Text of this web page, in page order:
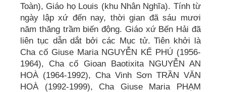
Toàn), Giáo họ Louis (khu Nhân Nghĩa). Tính từ
ngày lập xứ đến nay, thời gian đã sáu mươi
năm thăng trầm biến động. Giáo xứ Bến Hải đã
liên tục dẫn dắt bởi các Mục tử. Tiên khởi là
Cha cố Giuse Maria NGUYỄN KẾ PHÚ (1956-
1964), Cha cố Gioan Baotixita NGUYỄN AN
HOÀ (1964-1992), Cha Vinh Sơn TRẦN VĂN
HOÀ (1992-1999), Cha Giuse Maria PHẠM